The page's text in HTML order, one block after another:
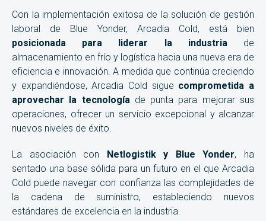
Con la implementación exitosa de la solución de gestión
laboral de Blue Yonder, Arcadia Cold, está bien
posicionada para liderar la industriade
almacenamiento en frío y logística hacia una nueva era de
eficiencia e innovación. A medida que continúa creciendo
y expandiéndose, Arcadia Cold sigue comprometida a
aprovechar la tecnologíade punta para mejorar sus
operaciones, ofrecer un servicio excepcional y alcanzar
nuevos niveles de éxito.
La asociación con Netlogistik y Blue Yonder, ha
sentado una base sólida para un futuro en el que Arcadia
Cold puede navegar con confianza las complejidades de
la cadena de suministro, estableciendo nuevos
estándares de excelencia en la industria.